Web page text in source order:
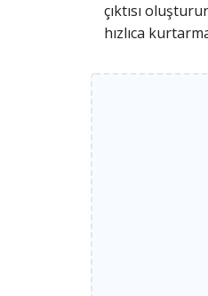
çıktısı
hızlıca